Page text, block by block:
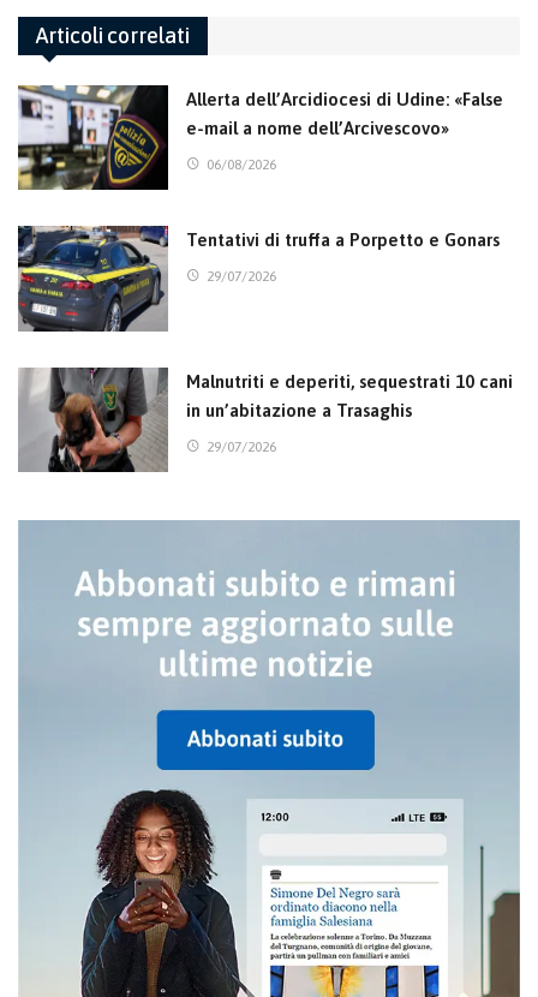
Articoli correlati
Allerta dell’Arcidiocesi di Udine: «False
e-mail a nome dell’Arcivescovo»
06/08/2026
Tentativi di truffa a Porpetto e Gonars
29/07/2026
Malnutriti e deperiti, sequestrati 10 cani
in un’abitazione a Trasaghis
29/07/2026